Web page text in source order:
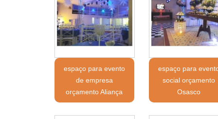
espaço para evento
de empresa
orçamento Aliança
espaço para
social orçamento
Osasco